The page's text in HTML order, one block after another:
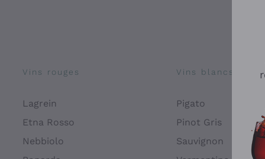
Vins rouges
Lagrein
Etna Rosso
Nebbiolo
Vins blancs
Pigato
Pinot Gris
Sauvignon